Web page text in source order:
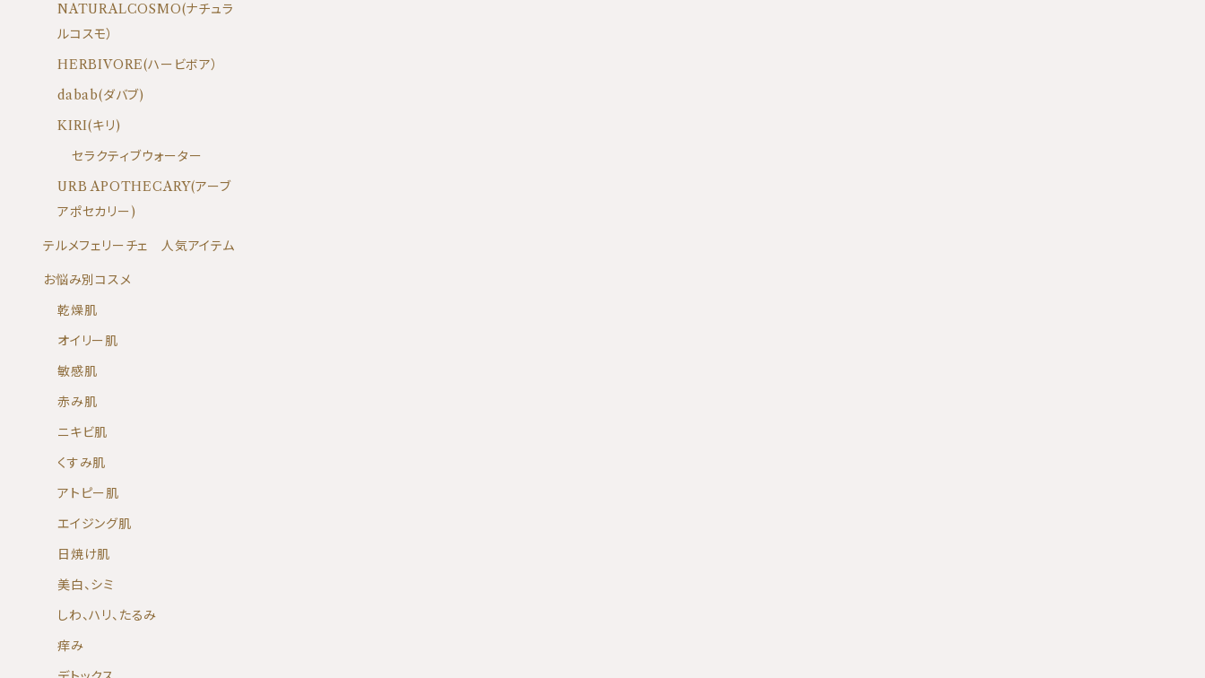
NATURALCOSMO(ナチュラ
ルコスモ）
HERBIVORE(ハービボア）
dabab(ダバブ)
KIRI(キリ)
セラクティブウォーター
URB APOTHECARY(アーブ
アポセカリー)
テルメフェリーチェ 人気アイテム
お悩み別コスメ
乾燥肌
オイリー肌
敏感肌
赤み肌
ニキビ肌
くすみ肌
アトピー肌
エイジング肌
日焼け肌
美白、シミ
しわ、ハリ、たるみ
痒み